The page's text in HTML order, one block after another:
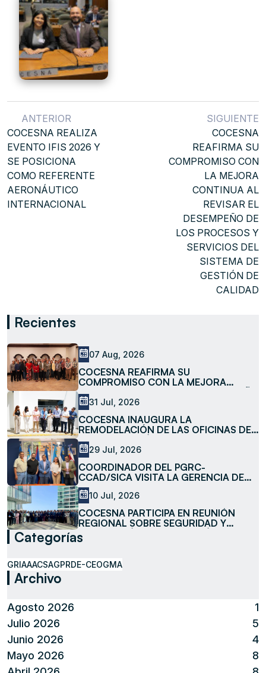
ANTERIOR
COCESNA REALIZA
EVENTO IFIS 2026 Y
SE POSICIONA
COMO REFERENTE
AERONÁUTICO
INTERNACIONAL
SIGUIENTE
COCESNA
REAFIRMA SU
COMPROMISO CON
LA MEJORA
CONTINUA AL
REVISAR EL
DESEMPEÑO DE
LOS PROCESOS Y
SERVICIOS DEL
SISTEMA DE
GESTIÓN DE
CALIDAD
Recientes
07 Aug, 2026
COCESNA REAFIRMA SU
COMPROMISO CON LA MEJORA
CONTINUA AL REVISAR EL DESEMPEÑO
DE LOS PROCESOS Y SERVICIOS DEL
SISTEMA DE GESTIÓN DE CALIDAD
31 Jul, 2026
COCESNA INAUGURA LA
REMODELACIÓN DE LAS OFICINAS DE
LA SUBESTACIÓN LA MESA
29 Jul, 2026
COORDINADOR DEL PGRC-
CCAD/SICA VISITA LA GERENCIA DE
MEDIO AMBIENTE DE COCESNA
10 Jul, 2026
COCESNA PARTICIPA EN REUNIÓN
REGIONAL SOBRE SEGURIDAD Y
FACILITACIÓN DE LA AVIACIÓN
Categorías
GRIAAACSAGPRDE-CEOGMA
Archivo
Agosto 2026
1
Julio 2026
5
Junio 2026
4
Mayo 2026
8